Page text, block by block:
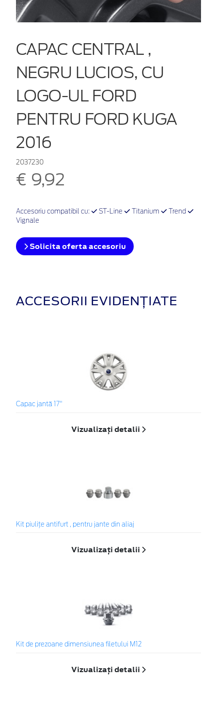
CAPAC CENTRAL ,
NEGRU LUCIOS, CU
LOGO-UL FORD
PENTRU FORD KUGA
2016
2037230
€ 9,92
Accesoriu compatibil cu: ST-Line Titanium
Trend
Vignale
Solicita oferta accesoriu
ACCESORII EVIDENȚIATE
Capac jantă 17"
Vizualizați detalii
Kit piuliţe antifurt , pentru jante din aliaj
Vizualizați detalii
Kit de prezoane dimensiunea filetului M12
Vizualizați detalii